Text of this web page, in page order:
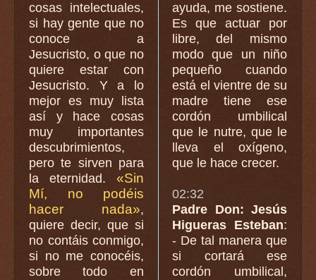
cosas intelectuales,
si hay gente que no
conoce a
Jesucristo, o que no
quiere estar con
Jesucristo. Y a lo
mejor es muy lista
así y hace cosas
muy importantes
descubrimientos,
pero te sirven para
la eternidad. «Sin
Mí, no podéis
hacer nada»,
quiere decir, que si
no contáis conmigo,
si no me conocéis,
sobre todo en
ayuda, me sostiene.
Es que actuar por
libre, del mismo
modo que un niño
pequeño cuando
está el vientre de su
madre tiene ese
cordón umbilical
que le nutre, que le
lleva el oxígeno,
que le hace crecer.
02:32
Padre Don: Jesús
Higueras Esteban:
- De tal manera que
si cortará ese
cordón umbilical,